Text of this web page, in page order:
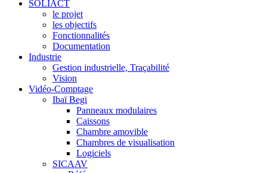
SOLIACT
le projet
les objectifs
Fonctionnalités
Documentation
Industrie
Gestion industrielle, Traçabilité
Vision
Vidéo-Comptage
Ibaï Begi
Panneaux modulaires
Caissons
Chambre amovible
Chambres de visualisation
Logiciels
SICAAV